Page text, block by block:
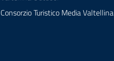
Consorzio Turistico Media Valtellina